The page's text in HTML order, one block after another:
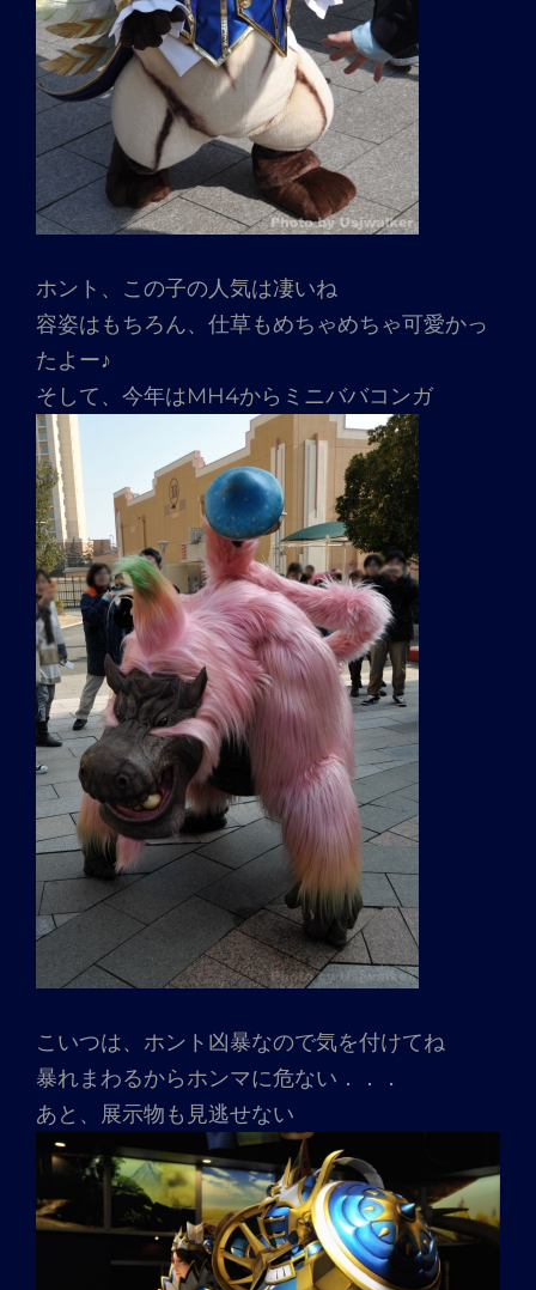
ホント、この子の人気は凄いね
容姿はもちろん、仕草もめちゃめちゃ可愛かっ
たよー♪
そして、今年はMH4からミニババコンガ
こいつは、ホント凶暴なので気を付けてね
暴れまわるからホンマに危ない．．．
あと、展示物も見逃せない